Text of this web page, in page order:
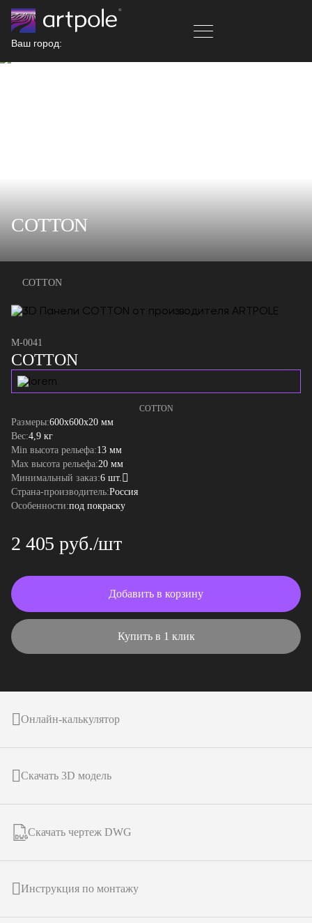
Ваш город:
COTTON
COTTON
M-0041
COTTON
COTTON
Размеры:600x600x20 мм
Вес:4,9 кг
Min высота рельефа:13 мм
Max высота рельефа:20 мм
Минимальный заказ:6 шт.
Страна-производитель:Россия
Особенности:под покраску
2 405 руб./шт
Добавить в корзину
Купить в 1 клик
Онлайн-калькулятор
Скачать 3D модель
Скачать чертеж DWG
Инструкция по монтажу